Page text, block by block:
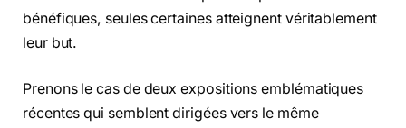
bénéfiques, seules certaines atteignent véritablement
leur but.
Prenons le cas de deux expositions emblématiques
récentes qui semblent dirigées vers le même